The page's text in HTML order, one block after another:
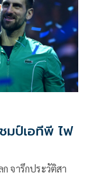
มป์เอทีพี ไฟ
จารึกประวัติสา